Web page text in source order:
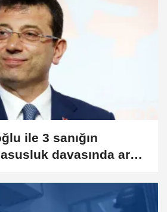
ile 3 sanığın
davasında ara